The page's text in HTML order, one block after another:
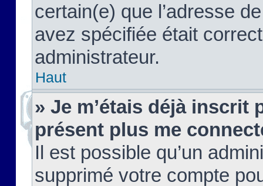
certain(e) que l’adresse
avez spécifiée était
administrateur.
Haut
» Je m’étais déjà inscrit
présent plus me
Il est possible qu’un
supprimé votre compte